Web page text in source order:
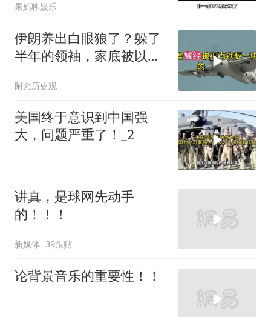
果妈聊娱乐
伊朗养出白眼狼了？躲了
半年的领袖，家底被以色
附允历史观
美国终于意识到中国强
大，问题严重了！_2
讲真，是球网先动手
的！！！
新媒体 39跟贴
论背景音乐的重要性！！